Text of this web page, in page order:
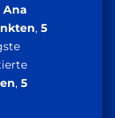
Ana
, 5
, 5